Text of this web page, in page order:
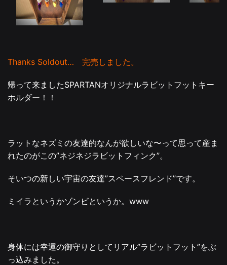
Thanks Soldout… 完売しました。
帰って来ましたSPARTANオリジナルラビットフットキー
ホルダー！！
ラットなネズミの友達的なんが欲しいな〜って思って産ま
れたのがこの”ネジネジラビットフィンク”。
そいつの新しい宇宙の友達”スペースフレンド”です。
ミイラというかゾンビというか。www
身体には幸運の御守りとしてリアル”ラビットフット”をぶ
っ込みました。